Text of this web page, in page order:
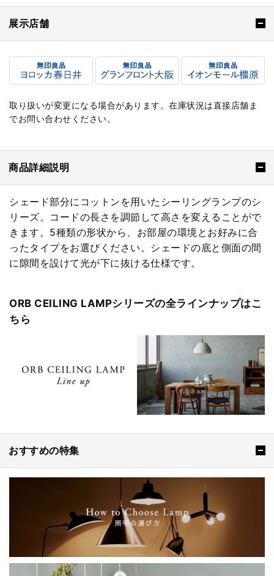
展示店舗
取り扱いが変更になる場合があります。在庫状況は直接店舗ま
でお問い合わせください。
商品詳細説明
シェード部分にコットンを用いたシーリングランプのシ
リーズ。コードの長さを調節して高さを変えることがで
きます。5種類の形状から、お部屋の環境とお好みに合
ったタイプをお選びください。シェードの底と側面の間
に隙間を設けて光が下に抜ける仕様です。
ORB CEILING LAMPシリーズの全ラインナップはこ
ちら
おすすめの特集